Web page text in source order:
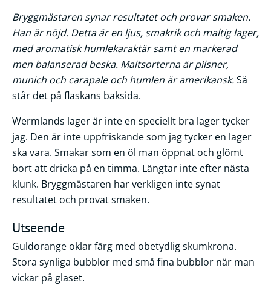
Bryggmästaren synar resultatet och provar smaken.
Han är nöjd. Detta är en ljus, smakrik och maltig lager,
med aromatisk humlekaraktär samt en markerad
men balanserad beska. Maltsorterna är pilsner,
munich och carapale och humlen är amerikansk.Så
står det på flaskans baksida.
Wermlands lager är inte en speciellt bra lager tycker
jag. Den är inte uppfriskande som jag tycker en lager
ska vara. Smakar som en öl man öppnat och glömt
bort att dricka på en timma. Längtar inte efter nästa
klunk. Bryggmästaren har verkligen inte synat
resultatet och provat smaken.
Utseende
Guldorange oklar färg med obetydlig skumkrona.
Stora synliga bubblor med små fina bubblor när man
vickar på glaset.